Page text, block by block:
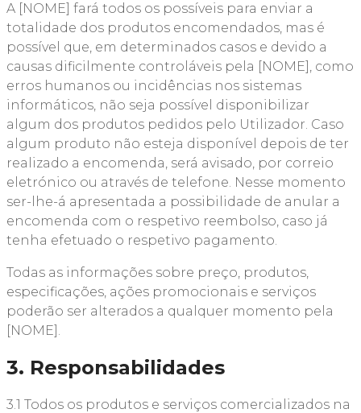
A [NOME] fará todos os possíveis para enviar a
totalidade dos produtos encomendados, mas é
possível que, em determinados casos e devido a
causas dificilmente controláveis pela [NOME], como
erros humanos ou incidências nos sistemas
informáticos, não seja possível disponibilizar
algum dos produtos pedidos pelo Utilizador. Caso
algum produto não esteja disponível depois de ter
realizado a encomenda, será avisado, por correio
eletrónico ou através de telefone. Nesse momento
ser-lhe-á apresentada a possibilidade de anular a
encomenda com o respetivo reembolso, caso já
tenha efetuado o respetivo pagamento.
Todas as informações sobre preço, produtos,
especificações, ações promocionais e serviços
poderão ser alterados a qualquer momento pela
[NOME].
3. Responsabilidades
3.1 Todos os produtos e serviços comercializados na